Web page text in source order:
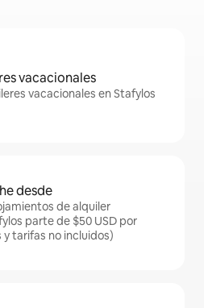
vacacionales
vacacionales en Stafylos
desde
de alquiler
parte de $50 USD por
tarifas no incluidos)